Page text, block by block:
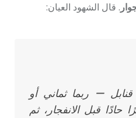
. قال الشهود العيان:
— ربما ثماني أو
قبل الانفجار، ثم